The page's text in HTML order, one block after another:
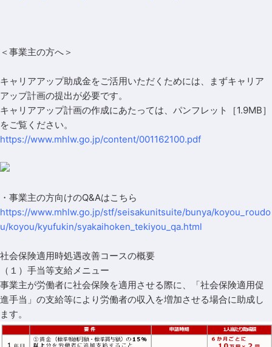
＜事業主の方へ＞
キャリアアップ助成金をご活用いただくためには、まずキャリア
アップ計画の提出が必要です。
キャリアアップ計画の作成にあたっては、 パンフレット［1.9MB］
をご覧ください。
https://www.mhlw.go.jp/content/001162100.pdf
・事業主の方向けのQ&Aはこちら
https://www.mhlw.go.jp/stf/seisakunitsuite/bunya/koyou_roudo
u/koyou/kyufukin/syakaihoken_tekiyou_qa.html
社会保険適用時処遇改善コースの概要
（１）手当等支給メニュー
事業主が労働者に社会保険を適用させる際に、「社会保険適用促
進手当」の支給等により労働者の収入を増加させる場合に助成し
ます。